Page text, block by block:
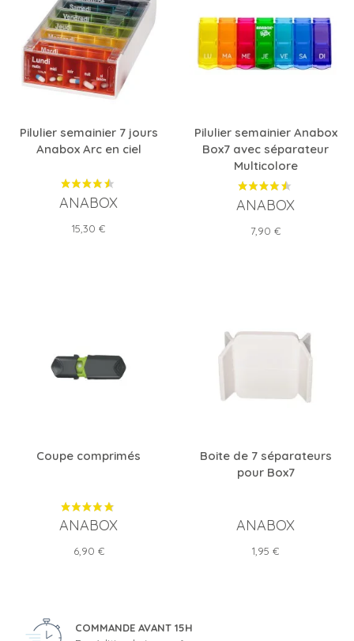
Pilulier semainier 7 jours
Anabox Arc en ciel
ANABOX
Prix
15,30 €
Pilulier semainier Anabox
Box7 avec séparateur
Multicolore
ANABOX
Prix
7,90 €
Coupe comprimés
ANABOX
Prix
6,90 €
Boite de 7 séparateurs
pour Box7
ANABOX
Prix
1,95 €
COMMANDE AVANT 15H